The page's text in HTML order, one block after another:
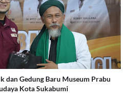
dan Gedung Baru Museum Prabu
Kota Sukabumi